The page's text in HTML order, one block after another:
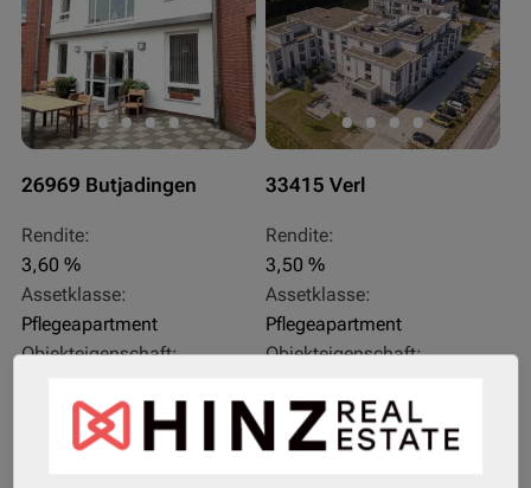
26969 Butjadingen
Rendite:
3,60 %
Assetklasse:
Pflegeapartment
Objekteigenschaft:
Gesamtfläche:
41,59 m² - 62,15 m²
33415 Verl
Rendite:
3,50 %
Assetklasse:
Pflegeapartment
Objekteigenschaft:
Gesamtfläche:
50,95 m² - 56,21 m²